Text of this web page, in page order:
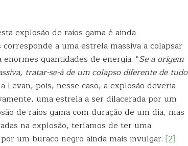
explosão de raios gama é ainda
a uma estrela massiva a colapsar
quantidades de energia. “Se a origem
tratar-se-á de um colapso diferente de tudo
Levan, pois, nesse caso, a explosão deveria
uma estrela a ser dilacerada por um
de raios gama com duração de um dia, mas
na explosão, teríamos de ter uma
um buraco negro ainda mais invulgar. [2]